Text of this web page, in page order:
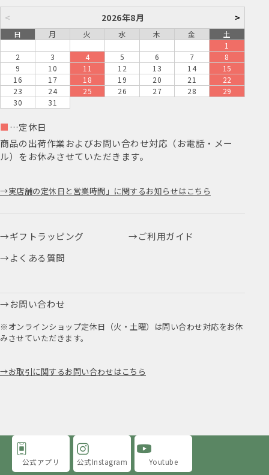
< 2026年8月 >
日 月 火 水 木 金
土
1
2
3 4 5 6 7
8
9
10 11 12 13 14
15
16
17 18 19 20 21
22
23
24 25 26 27 28
29
30
31
■ …定休日
商品の出荷作業およびお問い合わせ対応（お電話・メー
ル）をお休みさせていただきます。
実店舗の定休日と営業時間」に関するお知らせはこちら
ギフトラッピング
ご利用ガイド
よくある質問
お問い合わせ
※オンラインショップ定休日（火・土曜）は問い合わせ対応をお休
みさせていただきます。
お取引に関するお問い合わせはこちら
公式アプリ 公式Instagram Youtube